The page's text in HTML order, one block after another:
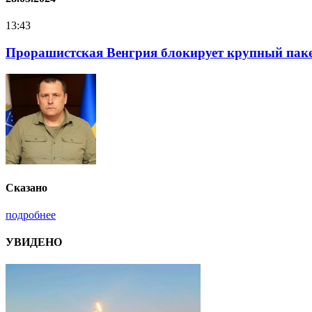
16:25
Нацполіція лякає громадян погіршенням
Сказано
подробнее
УВИДЕНО